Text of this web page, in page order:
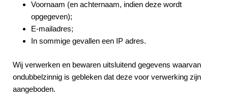
Voornaam (en achternaam, indien deze wordt
opgegeven);
E-mailadres;
In sommige gevallen een IP adres.
Wij verwerken en bewaren uitsluitend gegevens waarvan
ondubbelzinnig is gebleken dat deze voor verwerking zijn
aangeboden.